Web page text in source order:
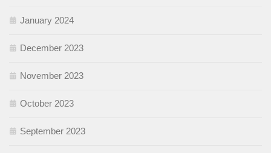
January 2024
December 2023
November 2023
October 2023
September 2023